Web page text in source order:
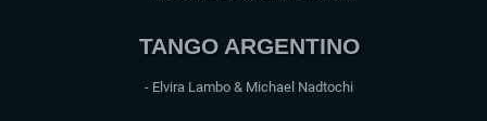
TANGO ARGENTINO
- Elvira Lambo & Michael Nadtochi